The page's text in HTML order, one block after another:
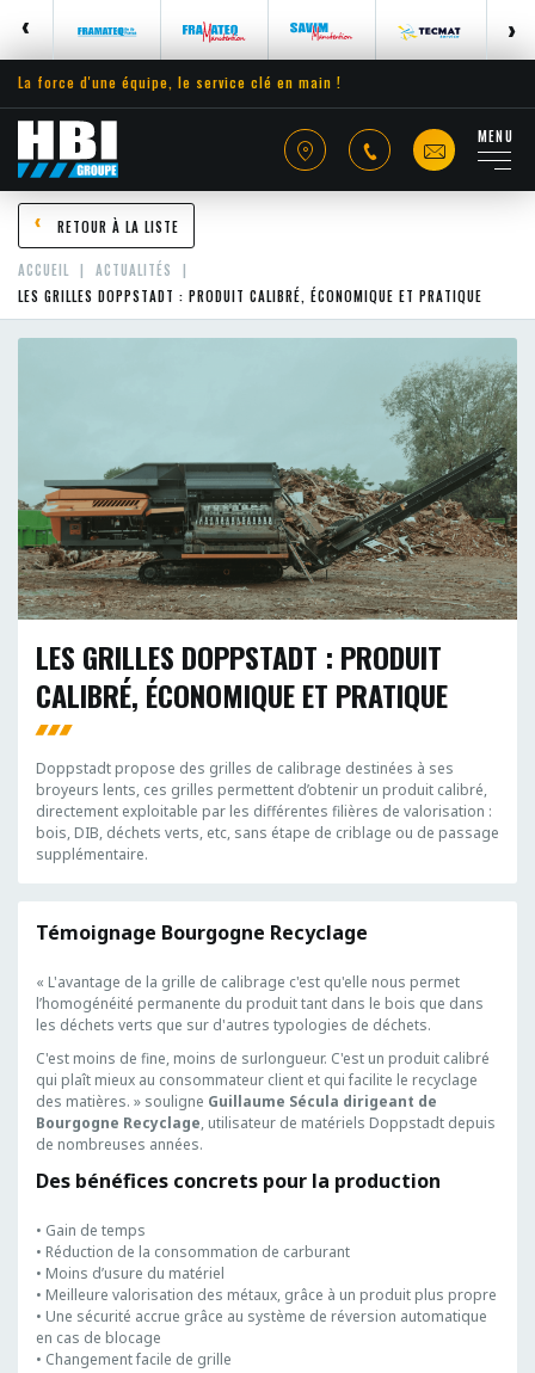
La force d'une équipe, le service clé en main !
MENU
RETOUR À LA LISTE
ACCUEIL
ACTUALITÉS
LES GRILLES DOPPSTADT : PRODUIT CALIBRÉ, ÉCONOMIQUE ET PRATIQUE
LES GRILLES DOPPSTADT : PRODUIT
CALIBRÉ, ÉCONOMIQUE ET PRATIQUE
Doppstadt propose des grilles de calibrage destinées à ses
broyeurs lents, ces grilles permettent d’obtenir un produit calibré,
directement exploitable par les différentes filières de valorisation :
bois, DIB, déchets verts, etc, sans étape de criblage ou de passage
supplémentaire.
Témoignage Bourgogne Recyclage
« L'avantage de la grille de calibrage c'est qu'elle nous permet
l’homogénéité permanente du produit tant dans le bois que dans
les déchets verts que sur d'autres typologies de déchets.
C'est moins de fine, moins de surlongueur. C'est un produit calibré
qui plaît mieux au consommateur client et qui facilite le recyclage
des matières. » souligne Guillaume Sécula dirigeant de
Bourgogne Recyclage, utilisateur de matériels Doppstadt depuis
de nombreuses années.
Des bénéfices concrets pour la production
• Gain de temps
• Réduction de la consommation de carburant
• Moins d’usure du matériel
• Meilleure valorisation des métaux, grâce à un produit plus propre
• Une sécurité accrue grâce au système de réversion automatique
en cas de blocage
• Changement facile de grille